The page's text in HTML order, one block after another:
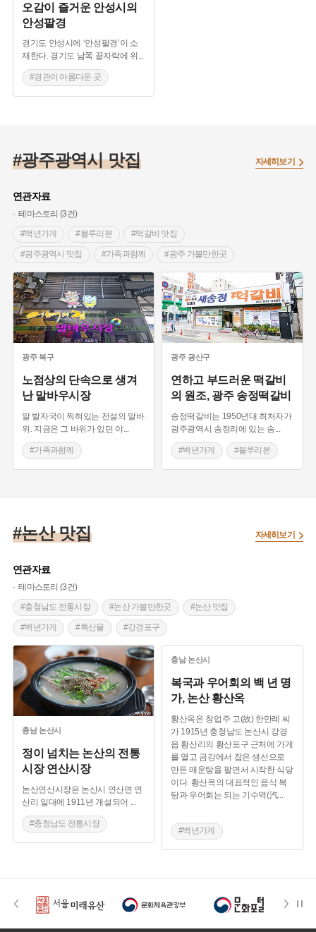
오감이 즐거운 안성시의
안성팔경
경기도 안성시에 ‘안성팔경’이 소
재한다. 경기도 남쪽 끝자락에 위 ...
#경관이 아름다운 곳
#이색음식 #길거리음식
#광주광역시 맛집
연관자료
테마스토리 (3건)
#백년가게
#블루리본 #떡갈비 맛집
#광주광역시 맛집 #가족과함께 #광주 가볼만한곳
자세히보기
광주 북구
노점상의 단속으로 생겨
난 말바우시장
말 발자국이 찍혀있는 전설의 말바
위. 지금은 그 바위가 있던 야...
#가족과함께
#광주 가볼만한곳
광주 광산구
연하고 부드러운 떡갈비
의 원조, 광주 송정떡갈비
송정떡갈비는 1950년대 최처자가
광주광역시 송정리에 있는 송...
#백년가게 #블루리본
#떡갈비 맛집
#논산 맛집
연관자료
테마스토리 (3건)
#충청남도 전통시장
#논산 가볼만한곳 #논산 맛집
#백년가게 #특산물 #강경포구
#충청남도 별미
자세히보기
충남 논산시
정이 넘치는 논산의 전통
시장 연산시장
논산연산시장은 논산시 연산면 연
산리 일대에 1911년 개설되어 ...
#충청남도 전통시장
#논산 가볼만한곳
충남 논산시
복국과 우어회의 백 년 명
가, 논산 황산옥
황산옥은 창업주 고(故) 한만례 씨
가 1915년 충청남도 논산시 강경
읍 황산리의 황산포구 근처에 가게
를 열고 금강에서 잡은 생선으로
만든 매운탕을 팔면서 시작한 식당
이다. 황산옥의 대표적인 음식 복
탕과 우어회는 되는 기수역(汽...
#백년가게
#논산 가볼만한곳